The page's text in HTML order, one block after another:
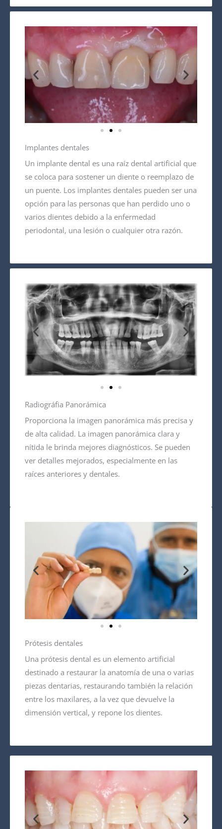
Implantes dentales
Un implante dental es una raíz dental artificial que
se coloca para sostener un diente o reemplazo de
un puente. Los implantes dentales pueden ser una
opción para las personas que han perdido uno o
varios dientes debido a la enfermedad
periodontal, una lesión o cualquier otra razón.
Radiográfia Panorámica
Proporciona la imagen panorámica más precisa y
de alta calidad. La imagen panorámica clara y
nítida le brinda mejores diagnósticos. Se pueden
ver detalles mejorados, especialmente en las
raíces anteriores y dentales.
Prótesis dentales
Una prótesis dental es un elemento artificial
destinado a restaurar la anatomía de una o varias
piezas dentarias, restaurando también la relación
entre los maxilares, a la vez que devuelve la
dimensión vertical, y repone los dientes.